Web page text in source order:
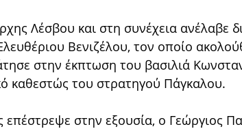
Λέσβου και στη συνέχεια ανέλαβε
Βενιζέλου, τον οποίο
στην έκπτωση του βασιλιά
καθεστώς του στρατηγού Πάγκαλου.
επέστρεψε στην εξουσία, ο Γεώργιος